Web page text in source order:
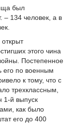
был
– 134 человек, а в
этого чина
Постепенное
его по военным
к тому, что с
трехклассным,
1-й выпуск
как было
его до 400